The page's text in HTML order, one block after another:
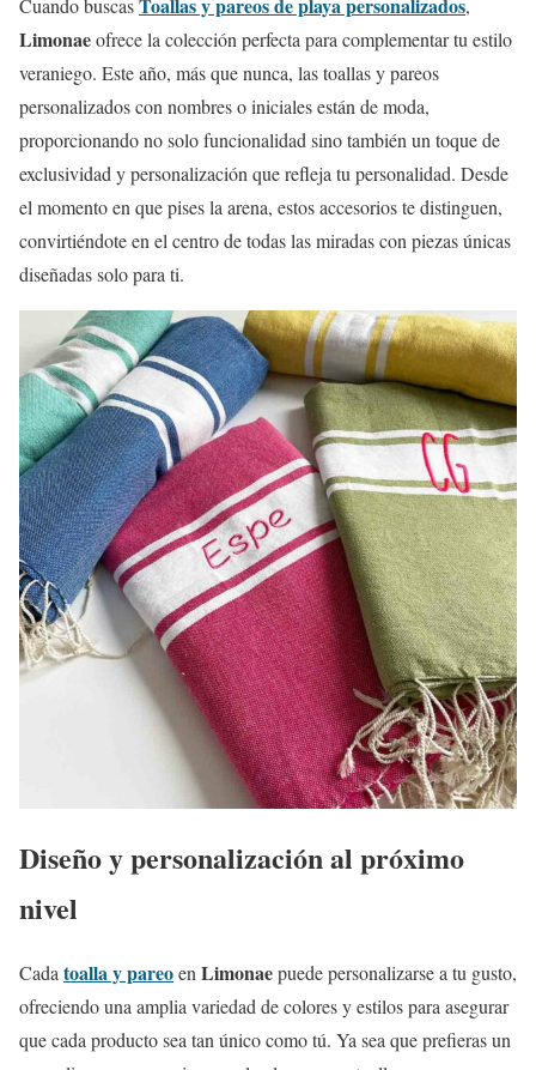
Limonaeofrece la colección perfecta para complementar tu estilo
veraniego. Este año, más que nunca, las toallas y pareos
personalizados con nombres o iniciales están de moda,
proporcionando no solo funcionalidad sino también un toque de
exclusividad y personalización que refleja tu personalidad. Desde
el momento en que pises la arena, estos accesorios te distinguen,
convirtiéndote en el centro de todas las miradas con piezas únicas
diseñadas solo para ti.
Diseño y personalización al próximo
nivel
Cadatoalla y pareoenLimonaepuede personalizarse a tu gusto,
ofreciendo una amplia variedad de colores y estilos para asegurar
que cada producto sea tan único como tú. Ya sea que prefieras un